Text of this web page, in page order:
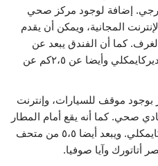
إضافة لوجود مركز صحي
المجانية، ويمكن أن يقدم
كما أن الفندق يبعد عن
مركز المدينة ٧ كم، و٦ كم من ديركايمكلي وأيضا عن ٢،٥كم عن
بوجود موقف للسيارات، وإنترنت
صحي. كما أنه يقع أمام المطار
الدولي على بعد ٦ كم من دير كايمكلي. ويبعد أيضا ٥،٥ من متحف